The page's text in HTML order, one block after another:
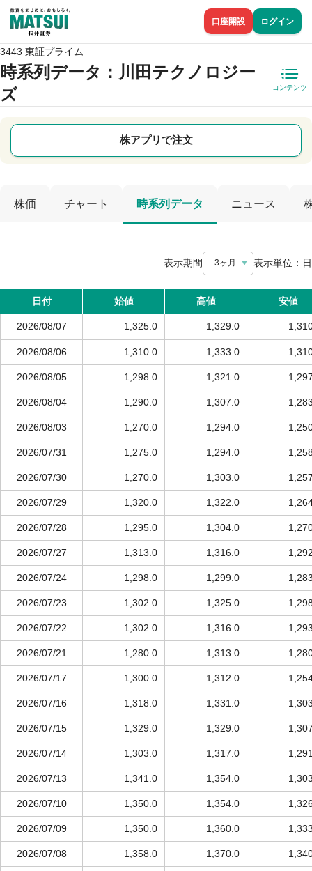
口座開設 ログイン
3443 東証プライム
時系列データ ：川田テクノロジー
ズ
コンテンツ
株アプリで注文
株価 チャート 時系列データ ニュース
表示期間 3ヶ月 表示単位： 日
日付 始値 高値 安値
2026/08/07 1,325.0 1,329.0
2026/08/06 1,310.0 1,333.0
2026/08/05 1,298.0 1,321.0
2026/08/04 1,290.0 1,307.0
2026/08/03 1,270.0 1,294.0
2026/07/31 1,275.0 1,294.0
2026/07/30 1,270.0 1,303.0
2026/07/29 1,320.0 1,322.0
2026/07/28 1,295.0 1,304.0
2026/07/27 1,313.0 1,316.0
2026/07/24 1,298.0 1,299.0
2026/07/23 1,302.0 1,325.0
2026/07/22 1,302.0 1,316.0
2026/07/21 1,280.0 1,313.0
2026/07/17 1,300.0 1,312.0
2026/07/16 1,318.0 1,331.0
2026/07/15 1,329.0 1,329.0
2026/07/14 1,303.0 1,317.0
2026/07/13 1,341.0 1,354.0
2026/07/10 1,350.0 1,354.0
2026/07/09 1,350.0 1,360.0
2026/07/08 1,358.0 1,370.0